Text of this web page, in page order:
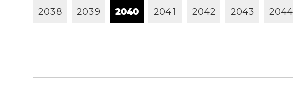
2038 2039 2040 2041 2042 2043 2044